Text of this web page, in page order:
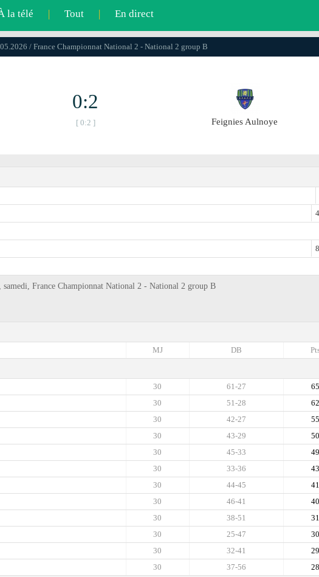
la télé | Tout | En direct
/ France Championnat National 2 - National 2 group B
0:2
[ 0:2 ] Feignies Aulnoye
France Championnat National 2 - National 2 group B
DB
MJ
65
61-27
30
62
51-28
30
55
42-27
30
50
43-29
30
49
45-33
30
43
33-36
30
41
44-45
30
40
46-41
30
31
38-51
30
30
25-47
30
29
32-41
30
28
37-56
30